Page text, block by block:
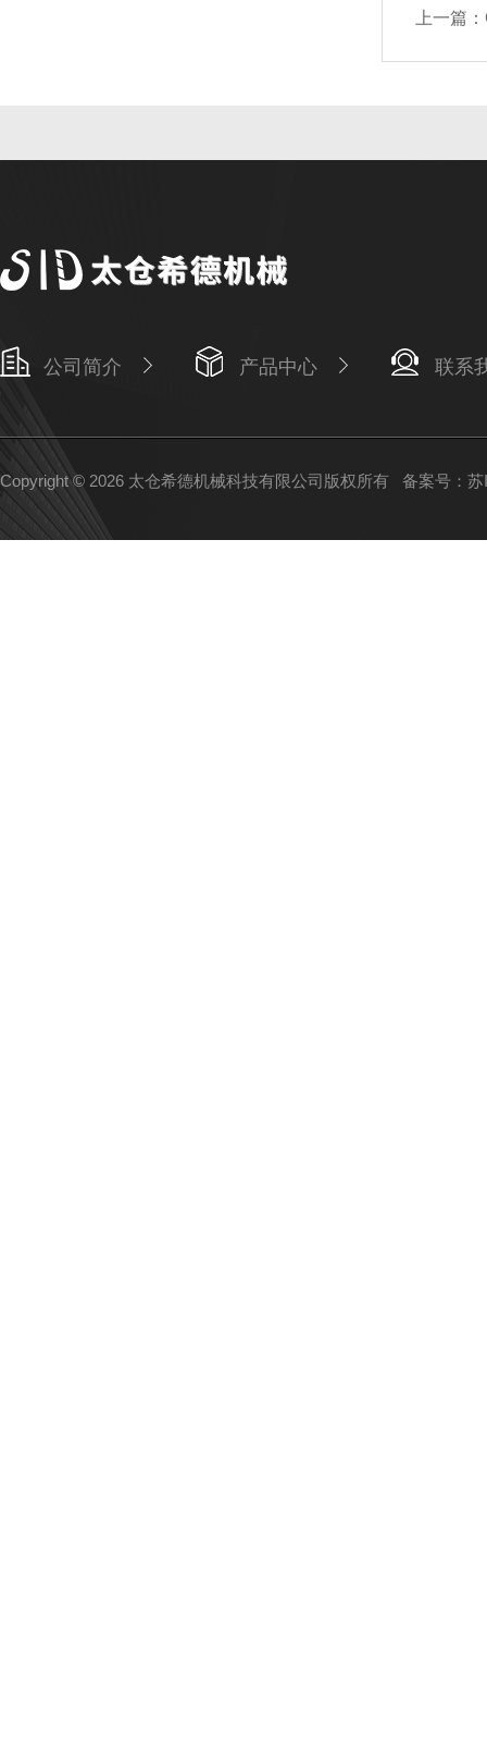
上一篇：
公司简介 产品中心 联系
Copyright © 2026 太仓希德机械科技有限公司版权所有 备案号：